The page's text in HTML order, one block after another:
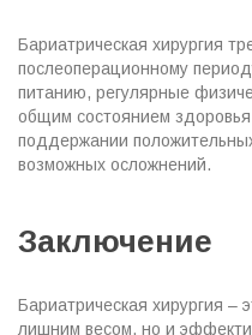
Бариатрическая хирургия
послеоперационному
питанию, регулярные
общим состоянием
поддержании
возможных осложнений.
Заключение
Бариатрическая хирургия –
лишним весом, но и